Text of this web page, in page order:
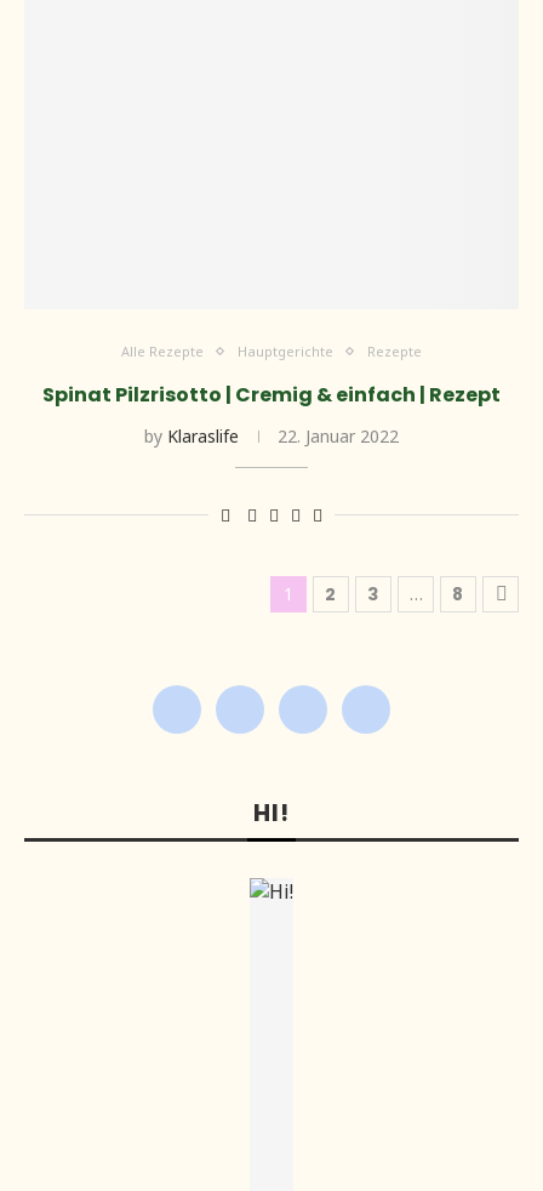
Alle Rezepte Hauptgerichte Rezepte
Spinat Pilzrisotto | Cremig & einfach | Rezept
by Klaraslife 22. Januar 2022
1 2 3 … 8
HI!